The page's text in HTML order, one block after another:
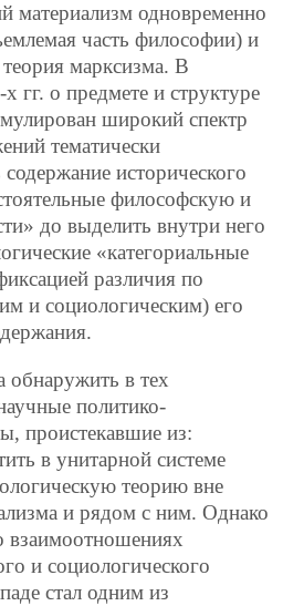
материализм одновременно
часть философии) и
марксизма. В
гг. о предмете и структуре
широкий спектр
тематически
исторического
философскую и
до выделить внутри него
«категориальные
различия по
и социологическим) его
обнаружить в тех
политико-
проистекавшие из:
в унитарной системе
теорию вне
и рядом с ним. Однако
взаимоотношениях
и социологического
стал одним из